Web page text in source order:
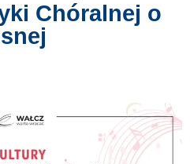
Chóralnej o